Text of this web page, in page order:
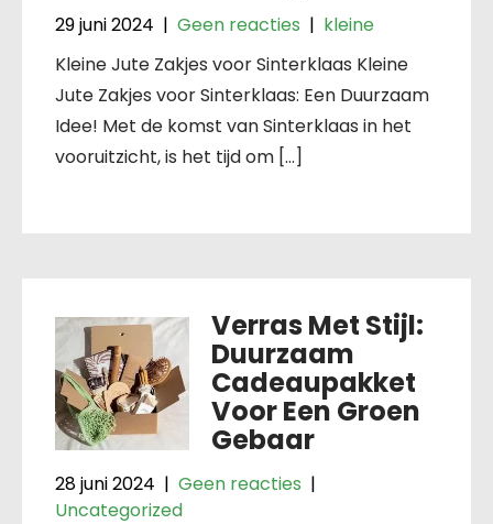
29 juni 2024 | Geen reacties | kleine
Kleine Jute Zakjes voor Sinterklaas Kleine
Jute Zakjes voor Sinterklaas: Een Duurzaam
Idee! Met de komst van Sinterklaas in het
vooruitzicht, is het tijd om […]
Verras Met Stijl:
Duurzaam
Cadeaupakket
Voor Een Groen
Gebaar
28 juni 2024 | Geen reacties |
Uncategorized